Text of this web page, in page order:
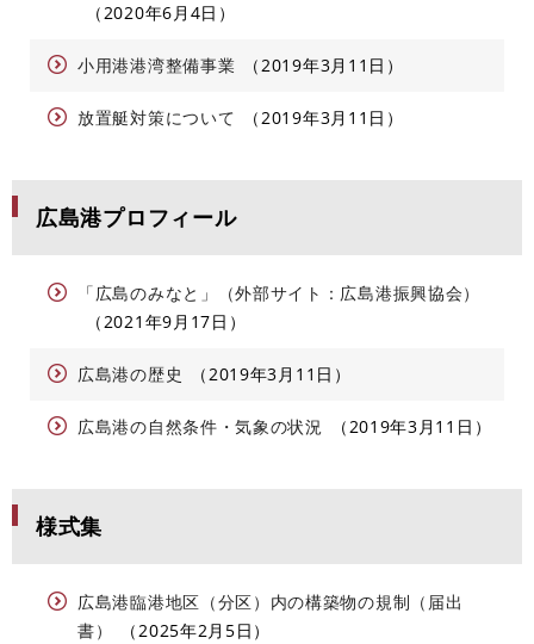
2020年6月4日
小用港港湾整備事業 2019年3月11日
放置艇対策について 2019年3月11日
広島港プロフィール
「広島のみなと」（外部サイト：広島港振興協会）
2021年9月17日
広島港の歴史 2019年3月11日
広島港の自然条件・気象の状況 2019年3月11日
様式集
広島港臨港地区（分区）内の構築物の規制（届出
書）
2025年2月5日